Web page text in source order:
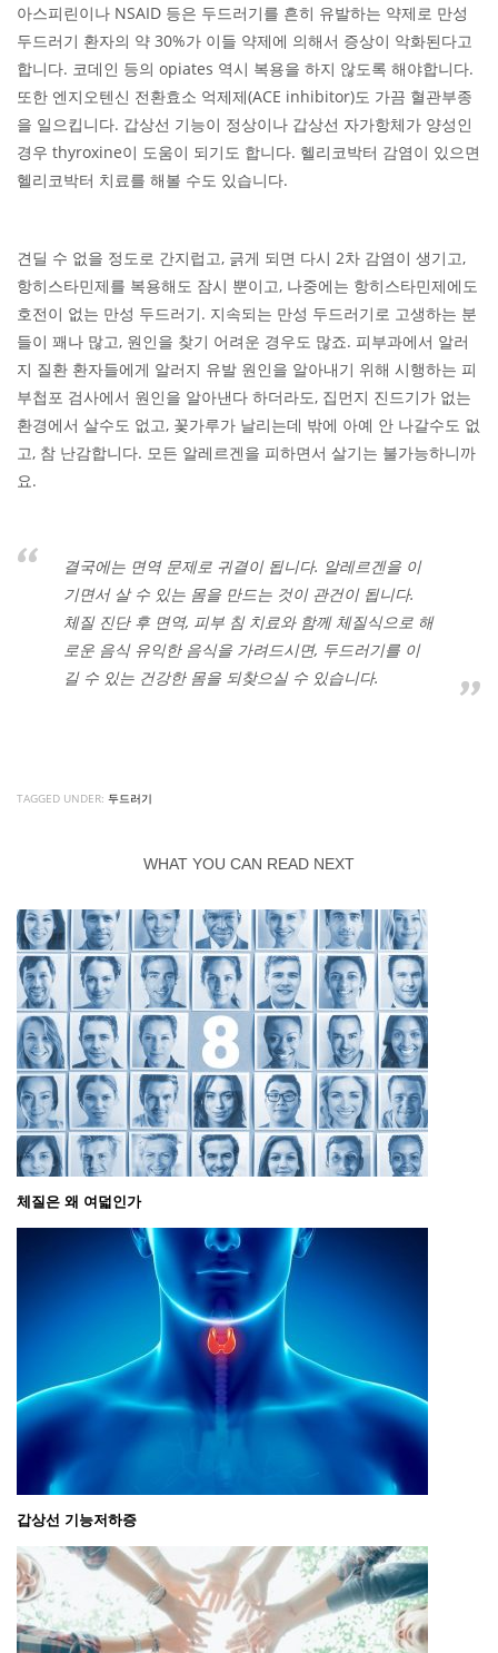
아스피린이나 NSAID 등은 두드러기를 흔히 유발하는 약제로 만성
두드러기 환자의 약 30%가 이들 약제에 의해서 증상이 악화된다고
합니다. 코데인 등의 opiates 역시 복용을 하지 않도록 해야합니다.
또한 엔지오텐신 전환효소 억제제(ACE inhibitor)도 가끔 혈관부종
을 일으킵니다. 갑상선 기능이 정상이나 갑상선 자가항체가 양성인
경우 thyroxine이 도움이 되기도 합니다. 헬리코박터 감염이 있으면
헬리코박터 치료를 해볼 수도 있습니다.
견딜 수 없을 정도로 간지럽고, 긁게 되면 다시 2차 감염이 생기고,
항히스타민제를 복용해도 잠시 뿐이고, 나중에는 항히스타민제에도
호전이 없는 만성 두드러기. 지속되는 만성 두드러기로 고생하는 분
들이 꽤나 많고, 원인을 찾기 어려운 경우도 많죠. 피부과에서 알러
지 질환 환자들에게 알러지 유발 원인을 알아내기 위해 시행하는 피
부첩포 검사에서 원인을 알아낸다 하더라도, 집먼지 진드기가 없는
환경에서 살수도 없고, 꽃가루가 날리는데 밖에 아예 안 나갈수도 없
고, 참 난감합니다. 모든 알레르겐을 피하면서 살기는 불가능하니까
요.
결국에는 면역 문제로 귀결이 됩니다. 알레르겐을 이
기면서 살 수 있는 몸을 만드는 것이 관건이 됩니다.
체질 진단 후 면역, 피부 침 치료와 함께 체질식으로 해
로운 음식 유익한 음식을 가려드시면, 두드러기를 이
길 수 있는 건강한 몸을 되찾으실 수 있습니다.
TAGGED UNDER: 두드러기
WHAT YOU CAN READ NEXT
체질은 왜 여덟인가
갑상선 기능저하증